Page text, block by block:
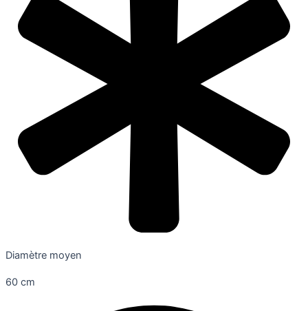
Diamètre moyen
60 cm